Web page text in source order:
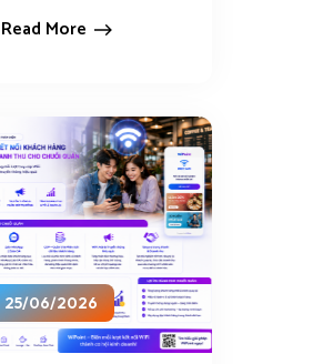
Read More
25/06/2026